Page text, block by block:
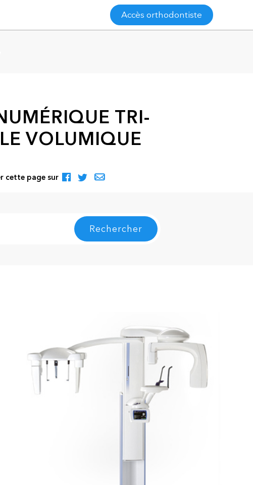
Accès orthodontiste
TRI-
VOLUMIQUE
cette page sur
Rechercher